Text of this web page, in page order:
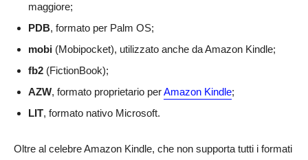
maggiore;
PDB, formato per Palm OS;
mobi (Mobipocket), utilizzato anche da Amazon Kindle;
fb2 (FictionBook);
AZW, formato proprietario perAmazon Kindle;
LIT, formato nativo Microsoft.
Oltre al celebre Amazon Kindle, che non supporta tutti i formati